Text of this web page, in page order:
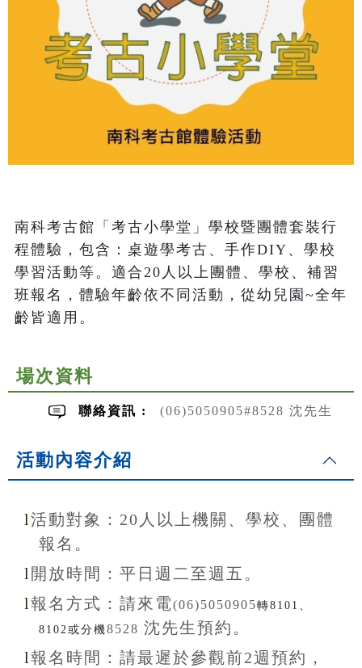
南科考古館「考古小學堂」學校暨團體套裝行
程體驗，包含：桌遊學考古、手作DIY、學校
學習活動等。適合20人以上團體、學校、補習
班報名，體驗年齡依不同活動，從幼兒園~全年
齡皆適用。
場次資料
聯絡資訊 : (06)5050905#8528 沈先生
活動內容介紹
l活動對象：20 人以上機關、學校、團體
報名。
l 開放時間： 平日週二至週五。
l報名方式： 請來電(06)5050905轉8101、
8102或分機8528 沈先生預約。
l報名 時間： 請最遲於參觀前2週預約，